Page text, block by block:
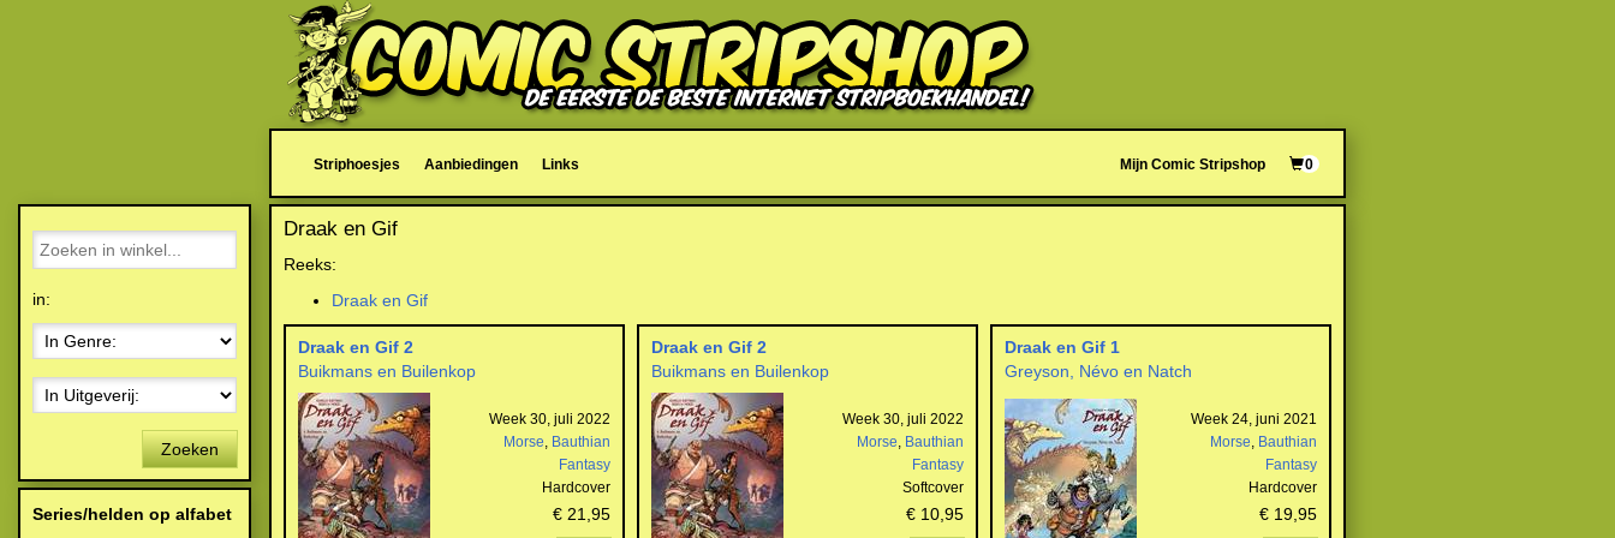
Striphoesjes Aanbiedingen Links Mijn Comic Stripshop 0
Draak en Gif
Reeks:
Draak en Gif
Draak en Gif 2
Buikmans en Builenkop
Week 30, juli 2022
Morse, Bauthian
Fantasy
Hardcover
€ 21,95
Draak en Gif 2
Buikmans en Builenkop
Week 30, juli 2022
Morse, Bauthian
Fantasy
Softcover
€ 10,95
Draak en Gif 1
Greyson, Névo en Natch
Week 24, juni 2021
Morse, Bauthian
Fantasy
Hardcover
€ 19,95
in:
Zoeken
Series/helden op alfabet